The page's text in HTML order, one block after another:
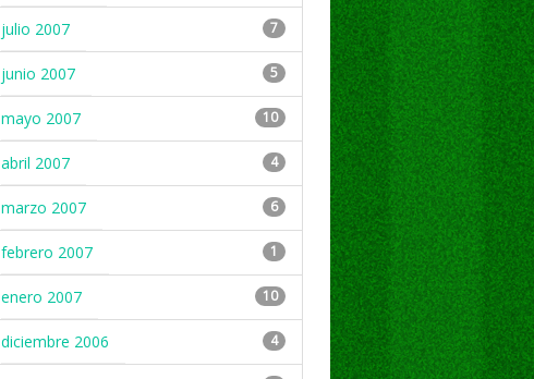
julio 2007 7
junio 2007 5
mayo 2007 10
abril 2007 4
marzo 2007 6
febrero 2007 1
enero 2007 10
diciembre 2006 4